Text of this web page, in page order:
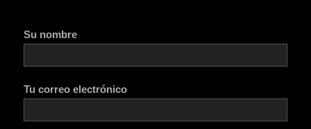
Su nombre
Tu correo electrónico